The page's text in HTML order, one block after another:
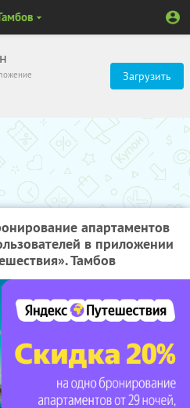
Загрузить
апартаментов
в приложении
Тамбов